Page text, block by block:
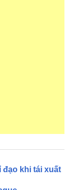
đạo khi tái xuất